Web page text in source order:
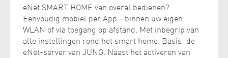
eNet SMART HOME van overal bedienen?
Eenvoudig mobiel per App - binnen uw eigen
WLAN of via toegang op afstand. Met inbegrip van
alle instellingen rond het smart home. Basis: de
eNet-server van JUNG. Naast het activeren van